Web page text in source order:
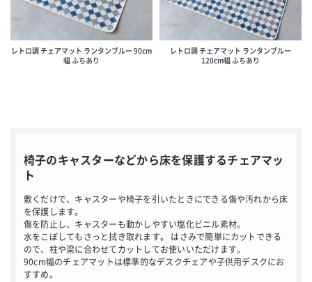
お買い物を続ける
レトロ調 チェアマット ランタンブルー 90cm
幅 ふちあり
レトロ調 チェアマット ランタンブルー
120cm幅 ふちあり
椅子のキャスターなどから床を保護するチェアマッ
ト
敷くだけで、キャスターや椅子を引いたときにできる傷や汚れから床
を保護します。
傷を防止し、キャスターも動かしやすい塩化ビニル素材。
水をこぼしてもさっと拭き取れます。 はさみで簡単にカットできる
ので、柱や梁に合わせてカットしてお使いいただけます。
90cm幅のチェアマットは標準的なデスクチェアや子供用デスクにお
すすめ。